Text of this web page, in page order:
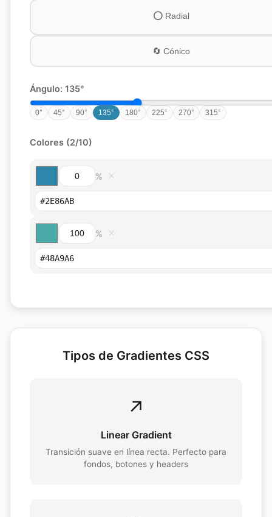
⭕ Radial
🔄 Cónico
Ángulo: 135°
0° 45° 90° 135° 180° 225° 270° 315°
Colores (2/10)
% ×
% ×
Tipos de Gradientes CSS
↗️
Linear Gradient
Transición suave en línea recta. Perfecto para
fondos, botones y headers